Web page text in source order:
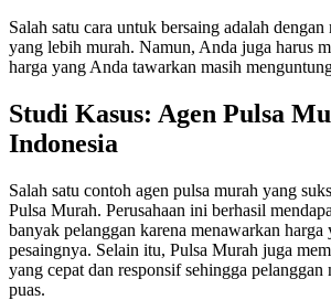
Salah satu cara untuk bersaing adalah
yang lebih murah. Namun, Anda juga harus
harga yang Anda tawarkan masih
Studi Kasus: Agen Pulsa
Indonesia
Salah satu contoh agen pulsa murah yang
Pulsa Murah. Perusahaan ini berhasil
banyak pelanggan karena menawarkan
pesaingnya. Selain itu, Pulsa Murah juga
yang cepat dan responsif sehingga pelanggan
puas.